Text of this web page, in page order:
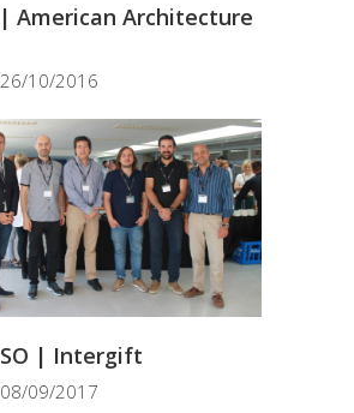
| American Architecture
26/10/2016
| Intergift
08/09/2017